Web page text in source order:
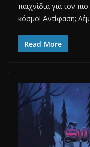
παιχνίδια για τον
κόσμο! Αντίφαση;
Read More